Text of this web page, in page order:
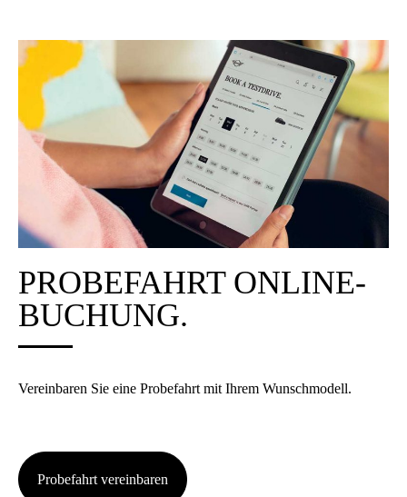
PRO­BE­FAHRT ONLINE-
BUCHUNG.
Ver­ein­ba­ren Sie eine Pro­be­fahrt mit Ihrem Wunsch­mo­dell.
Pro­be­fahrt ver­ein­ba­ren